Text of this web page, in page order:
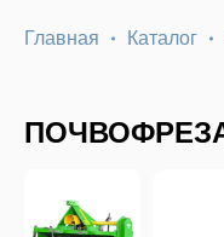
Главная Каталог
ПОЧВОФРЕЗА